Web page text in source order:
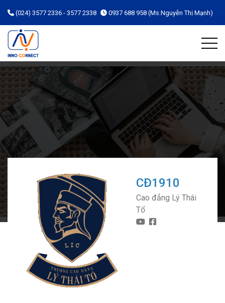
(024) 3577 2336 - 3577 2338 0937 688 958 (Ms.Nguyễn Thị Mạnh)
CĐ1910
Cao đẳng Lý Thái
Tổ